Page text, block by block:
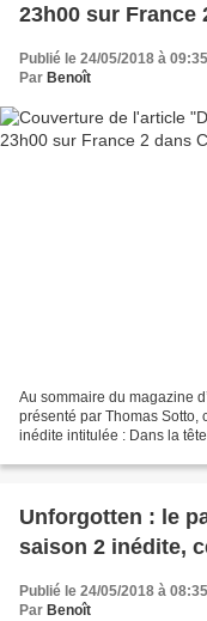
23h00 sur France
Publié le 24/05/2018 à 09:35
Par Benoît
Au sommaire du magazine
présenté par Thomas Sotto,
inédite intitulée : Dans la
Unforgotten : le
saison 2 inédite,
Publié le 24/05/2018 à 08:35
Par Benoît